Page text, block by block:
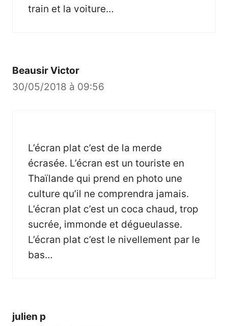
train et la voiture…
Beausir Victor
30/05/2018 à 09:56
L’écran plat c’est de la merde
écrasée. L’écran est un touriste en
Thaïlande qui prend en photo une
culture qu’il ne comprendra jamais.
L’écran plat c’est un coca chaud, trop
sucrée, immonde et dégueulasse.
L’écran plat c’est le nivellement par le
bas…
julien p